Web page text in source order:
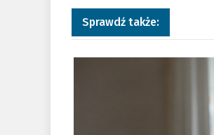
Sprawdź także:
a